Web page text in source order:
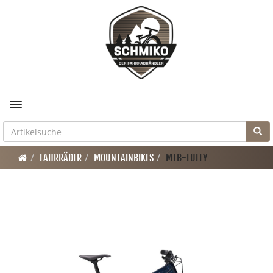
Toggle navigation
FAHRRÄDER MOUNTAINBIKES MTB-FULLY